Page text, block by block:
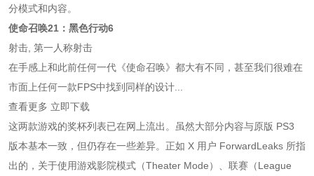
分模式和内容。
使命召唤21：黑色行动6
射击, 第一人称射击
在手感上和此前任何一代《使命召唤》都大有不同，甚至我们很难在
市面上任何一款FPS中找到同样的设计...
查看更多 立即下载
这两款游戏的奖杯列表已在网上流出。虽然大部分内容与原版 PS3
版本基本一致，但仍存在一些差异。正如 X 用户 ForwardLeaks 所指
出的，关于使用游戏影院模式（Theater Mode）、联赛（League